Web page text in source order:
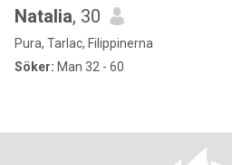
Natalia, 30
Pura, Tarlac, Filippinerna
Söker: Man 32 - 60